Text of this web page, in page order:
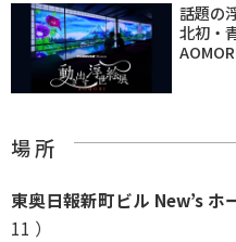
話題の
北初・
場 所
東奥日報新町ビル New’s ホ
11 ）